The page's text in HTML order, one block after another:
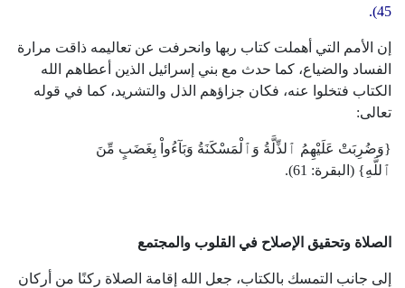
45).
إن الأمم التي أهملت كتاب ربها وانحرفت عن تعاليمه ذاقت مرارة
الفساد والضياع، كما حدث مع بني إسرائيل الذين أعطاهم الله
الكتاب فتخلوا عنه، فكان جزاؤهم الذل والتشريد، كما في قوله
تعالى:
{وَضُرِبَتْ عَلَيْهِمُ ٱلذِّلَّةُ وَٱلْمَسْكَنَةُ وَبَآءُواْ بِغَضَبٍ مِّنَ
ٱللَّهِ} (البقرة: 61).
الصلاة وتحقيق الإصلاح في القلوب والمجتمع
إلى جانب التمسك بالكتاب، جعل الله إقامة الصلاة ركنًا من أركان